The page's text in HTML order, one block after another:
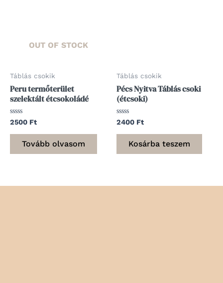
OUT OF STOCK
Táblás csokik
Peru termőterület
szelektált étcsokoládé
Értékelés:
/
2500 Ft
Tovább olvasom
Táblás csokik
Pécs Nyitva Táblás csoki
(étcsoki)
Értékelés:
/
2400 Ft
Kosárba teszem